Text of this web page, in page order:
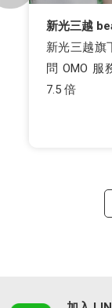
新光三越
新光三越旗
問 OMO 服
7.5 倍